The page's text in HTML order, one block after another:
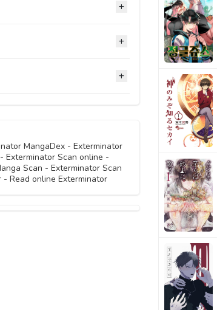
24 Giugno 2022
03 Febbraio 2021
11 Novembre 2020
11 Novembre 2020
11 Novembre 2020
11 Novembre 2020
11 Novembre 2020
11 Novembre 2020
11 Novembre 2020
MangaDex - Exterminator
Exterminator Scan online -
Scan - Exterminator Scan
Read online Exterminator